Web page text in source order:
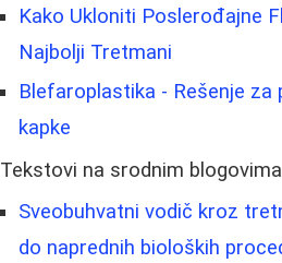
Kako Ukloniti Poslerođajne
Najbolji Tretmani
Blefaroplastika - Rešenje za
kapke
Tekstovi na srodnim blogovima
Sveobuhvatni vodič kroz
do naprednih bioloških